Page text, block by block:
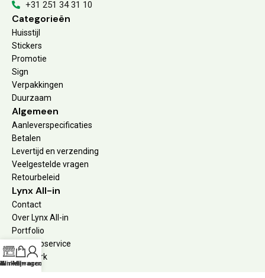
+31 251 34 31 10
Categorieën
Huisstijl
Stickers
Promotie
Sign
Verpakkingen
Duurzaam
Algemeen
Aanleverspecificaties
Betalen
Levertijd en verzending
Veelgestelde vragen
Retourbeleid
Lynx All-in
Contact
Over Lynx All-in
Portfolio
Ontwerpservice
Drukwerk
Winkelwagen
Mijn account